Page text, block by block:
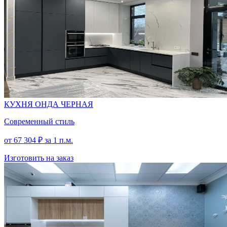
КУХНЯ ОНДА ЧЕРНАЯ
Современный стиль
от 67 304 ₽ за 1 п.м.
Изготовить на заказ